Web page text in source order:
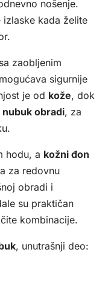
nošenje.
izlaske kada želite
sa zaobljenim
sigurnije
je od kože, dok
nubuk obradi, za
hodu, a kožni đon
za redovnu
obradi i
su praktičan
kombinacije.
, unutrašnji deo: